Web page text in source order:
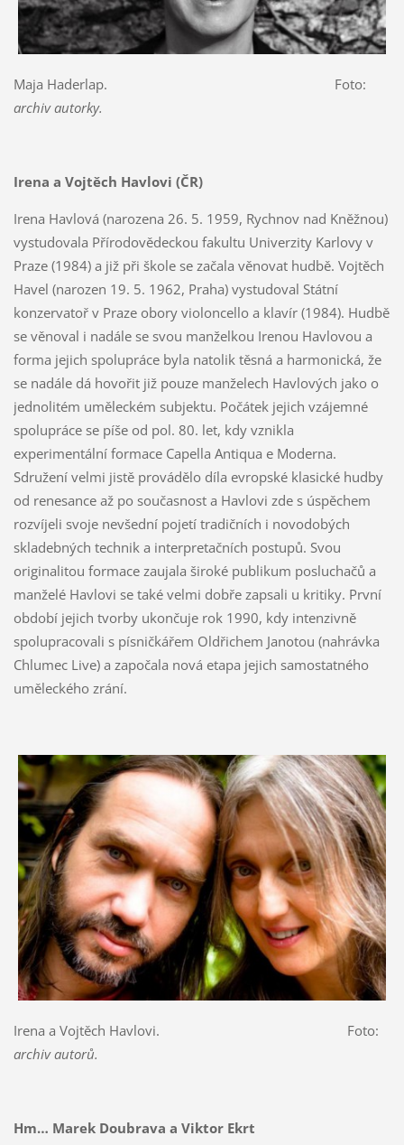
Maja Haderlap. Foto:
archiv autorky.
Irena a Vojtěch Havlovi (ČR)
Irena Havlová (narozena 26. 5. 1959, Rychnov nad Kněžnou)
vystudovala Přírodovědeckou fakultu Univerzity Karlovy v
Praze (1984) a již při škole se začala věnovat hudbě. Vojtěch
Havel (narozen 19. 5. 1962, Praha) vystudoval Státní
konzervatoř v Praze obory violoncello a klavír (1984). Hudbě
se věnoval i nadále se svou manželkou Irenou Havlovou a
forma jejich spolupráce byla natolik těsná a harmonická, že
se nadále dá hovořit již pouze manželech Havlových jako o
jednolitém uměleckém subjektu. Počátek jejich vzájemné
spolupráce se píše od pol. 80. let, kdy vznikla
experimentální formace Capella Antiqua e Moderna.
Sdružení velmi jistě provádělo díla evropské klasické hudby
od renesance až po současnost a Havlovi zde s úspěchem
rozvíjeli svoje nevšední pojetí tradičních i novodobých
skladebných technik a interpretačních postupů. Svou
originalitou formace zaujala široké publikum posluchačů a
manželé Havlovi se také velmi dobře zapsali u kritiky. První
období jejich tvorby ukončuje rok 1990, kdy intenzivně
spolupracovali s písničkářem Oldřichem Janotou (nahrávka
Chlumec Live) a započala nová etapa jejich samostatného
uměleckého zrání.
Irena a Vojtěch Havlovi. Foto:
archiv autorů.
Hm… Marek Doubrava a Viktor Ekrt